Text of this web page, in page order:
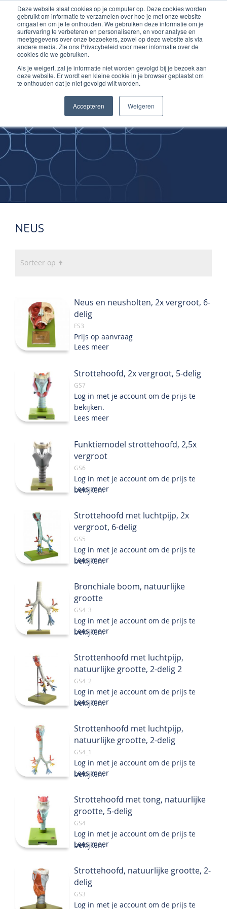
Deze website slaat cookies op je computer op. Deze cookies worden
gebruikt om informatie te verzamelen over hoe je met onze website
omgaat en om je te onthouden. We gebruiken deze informatie om je
surfervaring te verbeteren en personaliseren, en voor analyse en
meetgegevens over onze bezoekers, zowel op deze website als via
andere media. Zie ons Privacybeleid voor meer informatie over de
cookies die we gebruiken.
Als je weigert, zal je informatie niet worden gevolgd bij je bezoek aan
deze website. Er wordt een kleine cookie in je browser geplaatst om
te onthouden dat je niet gevolgd wilt worden.
Accepteren Weigeren
Inloggen account
Ga
naar
de
inhoud
Improving
Medical Skills
NEUS
Sorteer op
sorteren
Neus en neusholten, 2x vergroot, 6-
delig
FS3
Prijs op aanvraag
Lees meer
Strottehoofd, 2x vergroot, 5-delig
GS7
Log in met je account om de prijs te
bekijken.
Lees meer
Funktiemodel strottehoofd, 2,5x
vergroot
GS6
Log in met je account om de prijs te
bekijken.
Lees meer
Strottehoofd met luchtpijp, 2x
vergroot, 6-delig
GS5
Log in met je account om de prijs te
bekijken.
Lees meer
Bronchiale boom, natuurlijke
grootte
GS4_3
Log in met je account om de prijs te
bekijken.
Lees meer
Strottenhoofd met luchtpijp,
natuurlijke grootte, 2-delig 2
GS4_2
Log in met je account om de prijs te
bekijken.
Lees meer
Strottenhoofd met luchtpijp,
natuurlijke grootte, 2-delig
GS4_1
Log in met je account om de prijs te
bekijken.
Lees meer
Strottehoofd met tong, natuurlijke
grootte, 5-delig
GS4
Log in met je account om de prijs te
bekijken.
Lees meer
Strottehoofd, natuurlijke grootte, 2-
delig
GS3
Log in met je account om de prijs te